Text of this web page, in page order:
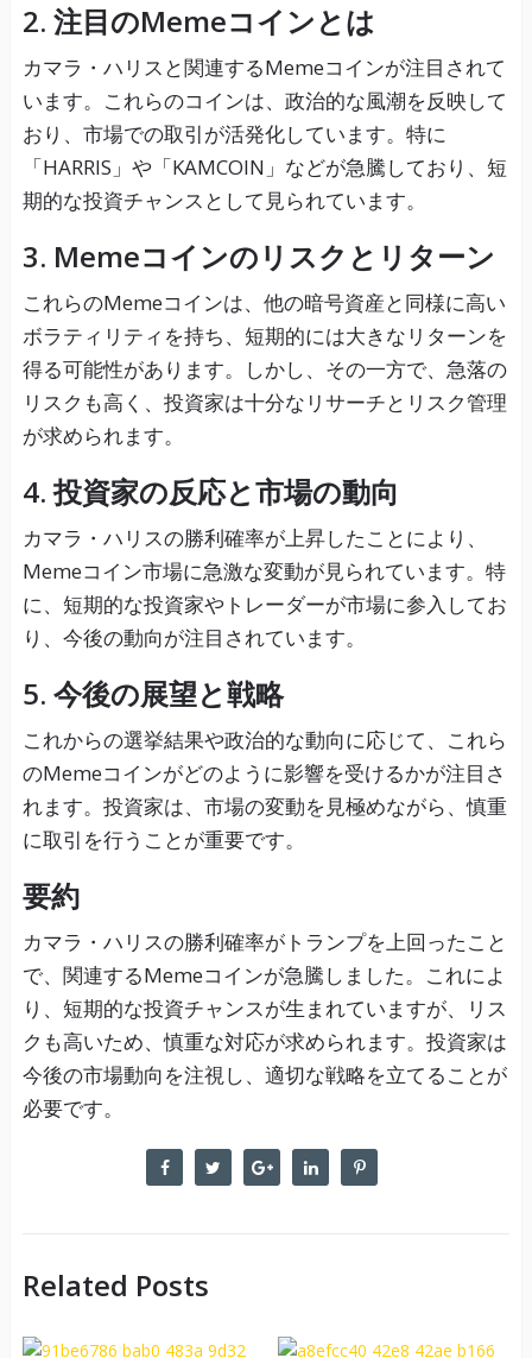
2. 注目のMemeコインとは
カマラ・ハリスと関連するMemeコインが注目されて
います。これらのコインは、政治的な風潮を反映して
おり、市場での取引が活発化しています。特に
「HARRIS」や「KAMCOIN」などが急騰しており、短
期的な投資チャンスとして見られています。
3. Memeコインのリスクとリターン
これらのMemeコインは、他の暗号資産と同様に高い
ボラティリティを持ち、短期的には大きなリターンを
得る可能性があります。しかし、その一方で、急落の
リスクも高く、投資家は十分なリサーチとリスク管理
が求められます。
4. 投資家の反応と市場の動向
カマラ・ハリスの勝利確率が上昇したことにより、
Memeコイン市場に急激な変動が見られています。特
に、短期的な投資家やトレーダーが市場に参入してお
り、今後の動向が注目されています。
5. 今後の展望と戦略
これからの選挙結果や政治的な動向に応じて、これら
のMemeコインがどのように影響を受けるかが注目さ
れます。投資家は、市場の変動を見極めながら、慎重
に取引を行うことが重要です。
要約
カマラ・ハリスの勝利確率がトランプを上回ったこと
で、関連するMemeコインが急騰しました。これによ
り、短期的な投資チャンスが生まれていますが、リス
クも高いため、慎重な対応が求められます。投資家は
今後の市場動向を注視し、適切な戦略を立てることが
必要です。
Related Posts